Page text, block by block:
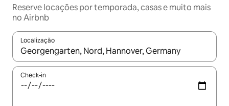
Reserve locações por temporada, casas e muito mais
no Airbnb
Localização
Quando os resultados estiverem disponíveis, explore-os
Check-in